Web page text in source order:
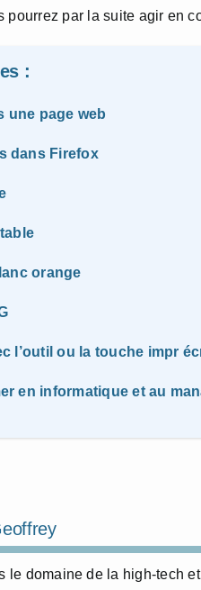
pourrez par la suite agir en
:
une page web
dans Firefox
orange
l’outil ou la touche impr
en informatique et au
le domaine de la high-tech